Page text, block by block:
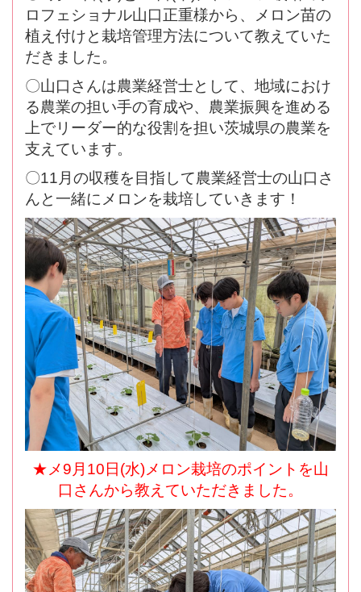
ロフェショナル山口正重様から、メロン苗の
植え付けと栽培管理方法について教えていた
だきました。
〇山口さんは農業経営士として、地域におけ
る農業の担い手の育成や、農業振興を進める
上でリーダー的な役割を担い茨城県の農業を
支えています。
〇11月の収穫を目指して農業経営士の山口さ
んと一緒にメロンを栽培していきます！
★メ9月10日(水)メロン栽培のポイントを山
口さんから教えていただきました。